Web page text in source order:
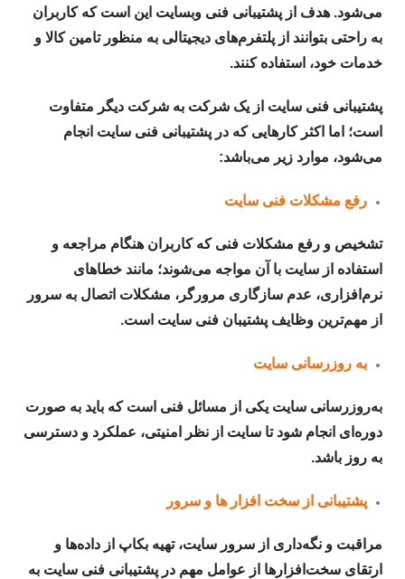
می‌شود. هدف از پشتیبانی فنی وبسایت این است که کاربران
به راحتی بتوانند از پلتفرم‌های دیجیتالی به منظور تامین کالا و
خدمات خود، استفاده کنند.
پشتیبانی فنی سایت از یک شرکت به شرکت دیگر متفاوت
است؛ اما اکثر کارهایی که در پشتیبانی فنی سایت انجام
می‌شود، موارد زیر می‌باشد:
رفع مشکلات فنی سایت
تشخیص و رفع مشکلات فنی که کاربران هنگام مراجعه و
استفاده از سایت با آن مواجه می‌شوند؛ مانند خطاهای
نرم‌افزاری، عدم سازگاری مرورگر، مشکلات اتصال به سرور
از مهم‌ترین وظایف پشتیبان فنی سایت است.
به روزرسانی سایت
به‌روزرسانی سایت یکی از مسائل فنی است که باید به صورت
دوره‌ای انجام شود تا سایت از نظر امنیتی، عملکرد و دسترسی
به روز باشد.
پشتیبانی از سخت افزار ها و سرور
مراقبت و نگه‌داری از سرور سایت، تهیه بکاپ از داده‌ها و
ارتقای سخت‌افزارها از عوامل مهم در پشتیبانی فنی سایت به